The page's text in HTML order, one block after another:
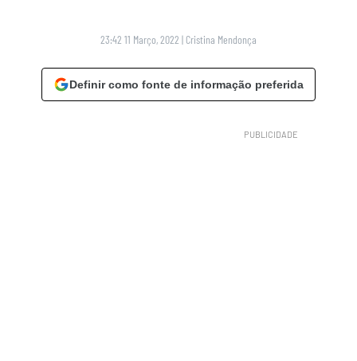
23:42 11 Março, 2022 | Cristina Mendonça
Definir como fonte de informação preferida